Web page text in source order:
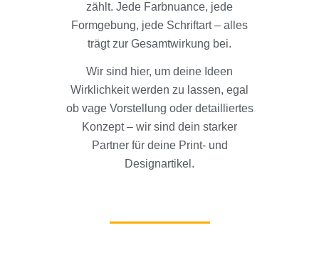
zählt. Jede Farbnuance, jede
Formgebung, jede Schriftart – alles
trägt zur Gesamtwirkung bei.
Wir sind hier, um deine Ideen
Wirklichkeit werden zu lassen, egal
ob vage Vorstellung oder detailliertes
Konzept – wir sind dein starker
Partner für deine Print- und
Designartikel.